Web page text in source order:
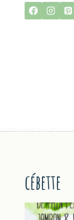
cébette